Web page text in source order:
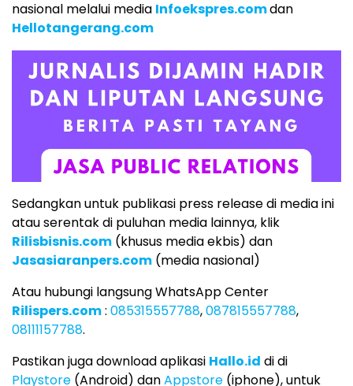
nasional melalui media Infoekspres.comdan
Hellotangerang.com
Sedangkan untuk publikasi press release di media ini
atau serentak di puluhan media lainnya, klik
Rilisbisnis.com (khusus media ekbis) dan
Jasasiaranpers.com (media nasional)
Atau hubungi langsung WhatsApp Center
Rilispers.com: 085315557788,087815557788,
08111157788.
Pastikan juga download aplikasi Hallo.id di di
Playstore (Android) danAppstore (iphone), untuk